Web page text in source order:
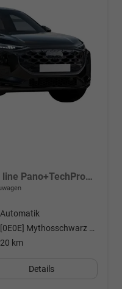
Sportback NEU TDI quattro S line Pano+TechPro+Matrix+AHK+HUD+Alu20+KlimaPlus+DCC+SONOS
Automatik
[0E0E] Mythosschwarz Metallic
20 km
Details